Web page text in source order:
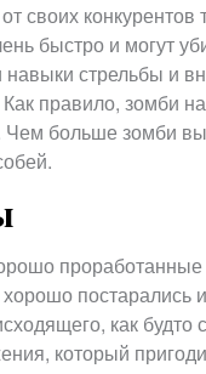
своих
быстро и могут
навыки стрельбы и
правило, зомби
Чем больше зомби
проработанные
как
который